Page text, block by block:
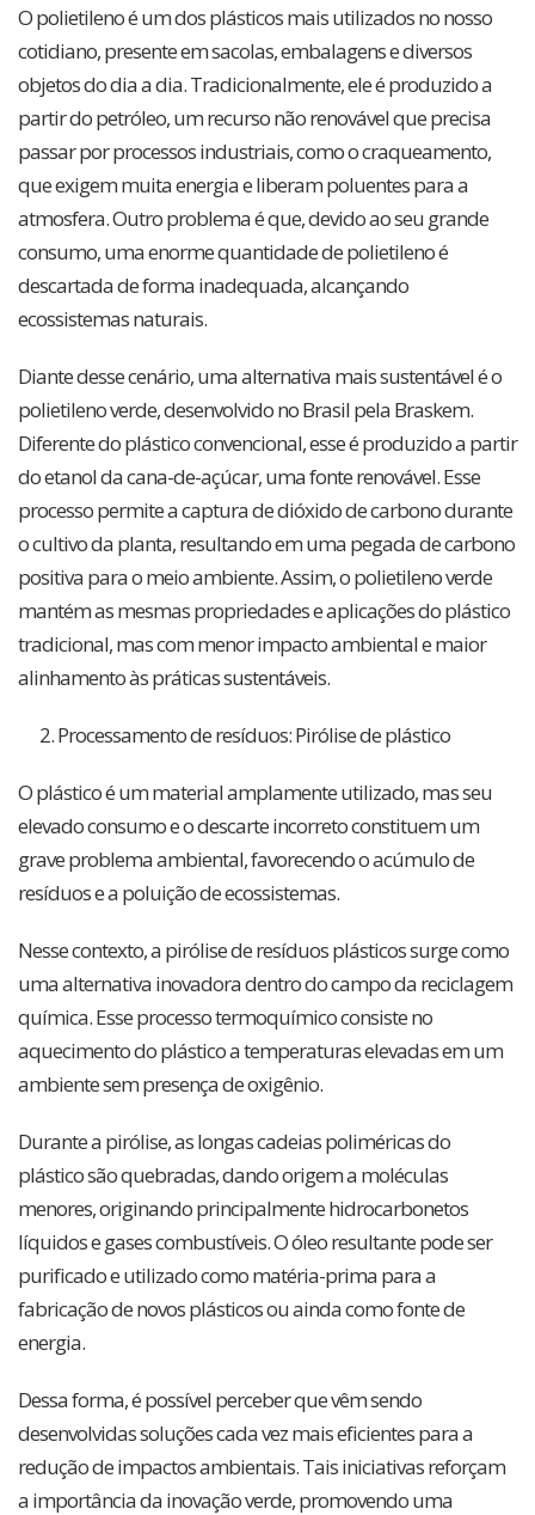
O polietileno é um dos plásticos mais utilizados no nosso
cotidiano, presente em sacolas, embalagens e diversos
objetos do dia a dia. Tradicionalmente, ele é produzido a
partir do petróleo, um recurso não renovável que precisa
passar por processos industriais, como o craqueamento,
que exigem muita energia e liberam poluentes para a
atmosfera. Outro problema é que, devido ao seu grande
consumo, uma enorme quantidade de polietileno é
descartada de forma inadequada, alcançando
ecossistemas naturais.
Diante desse cenário, uma alternativa mais sustentável é o
polietileno verde, desenvolvido no Brasil pela Braskem.
Diferente do plástico convencional, esse é produzido a partir
do etanol da cana-de-açúcar, uma fonte renovável. Esse
processo permite a captura de dióxido de carbono durante
o cultivo da planta, resultando em uma pegada de carbono
positiva para o meio ambiente. Assim, o polietileno verde
mantém as mesmas propriedades e aplicações do plástico
tradicional, mas com menor impacto ambiental e maior
alinhamento às práticas sustentáveis.
2. Processamento de resíduos: Pirólise de plástico
O plástico é um material amplamente utilizado, mas seu
elevado consumo e o descarte incorreto constituem um
grave problema ambiental, favorecendo o acúmulo de
resíduos e a poluição de ecossistemas.
Nesse contexto, a pirólise de resíduos plásticos surge como
uma alternativa inovadora dentro do campo da reciclagem
química. Esse processo termoquímico consiste no
aquecimento do plástico a temperaturas elevadas em um
ambiente sem presença de oxigênio.
Durante a pirólise, as longas cadeias poliméricas do
plástico são quebradas, dando origem a moléculas
menores, originando principalmente hidrocarbonetos
líquidos e gases combustíveis. O óleo resultante pode ser
purificado e utilizado como matéria-prima para a
fabricação de novos plásticos ou ainda como fonte de
energia.
Dessa forma, é possível perceber que vêm sendo
desenvolvidas soluções cada vez mais eficientes para a
redução de impactos ambientais. Tais iniciativas reforçam
a importância da inovação verde, promovendo uma